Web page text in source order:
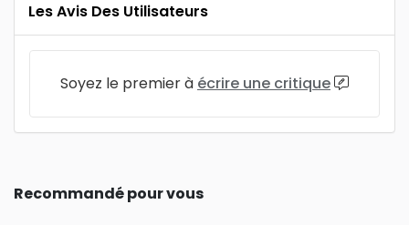
Les Avis Des Utilisateurs
Soyez le premier à écrire une critique
Recommandé pour vous